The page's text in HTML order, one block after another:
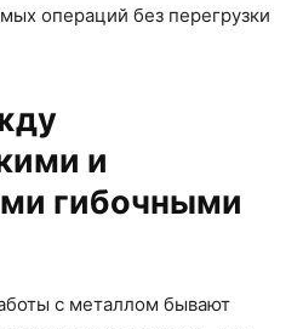
операций без перегрузки
и
гибочными
с металлом бывают